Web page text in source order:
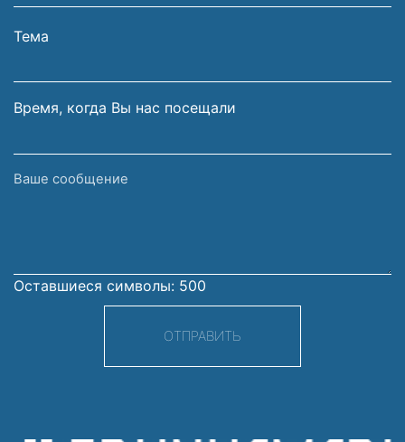
фамилия
Вашей
электронной
Тема
Время, когда Вы нас посещали
Ваше
Оставшиеся символы: 500
ОТПРАВИТЬ